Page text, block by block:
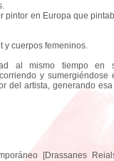
pintor en Europa que
y cuerpos femeninos.
al mismo tiempo en
y sumergiéndose
del artista, generando esa
[Drassanes